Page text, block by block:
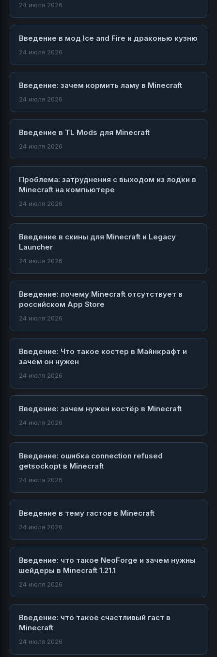
24 июля 2026
Введение в мод Ice and Fire и драконью кузню
24 июля 2026
Введение: зачем кормить ламу в Minecraft
24 июля 2026
Введение в TL Mods для Minecraft
24 июля 2026
Проблема: затруднения с выходом из лодки в
Minecraft на компьютере
24 июля 2026
Введение в скины для Minecraft и Legacy
Launcher
24 июля 2026
Введение: почему Minecraft отсутствует в
российском App Store
24 июля 2026
Введение: Что такое костер в Майнкрафт и
зачем он нужен
24 июля 2026
Введение: зачем нужен костёр в Minecraft
24 июля 2026
Введение: ошибка connection refused
getsockopt в Minecraft
24 июля 2026
Введение в тему гастов в Minecraft
24 июля 2026
Введение: что такое NeoForge и зачем нужны
шейдеры в Minecraft 1.21.1
24 июля 2026
Введение: что такое счастливый гаст в
Minecraft
24 июля 2026